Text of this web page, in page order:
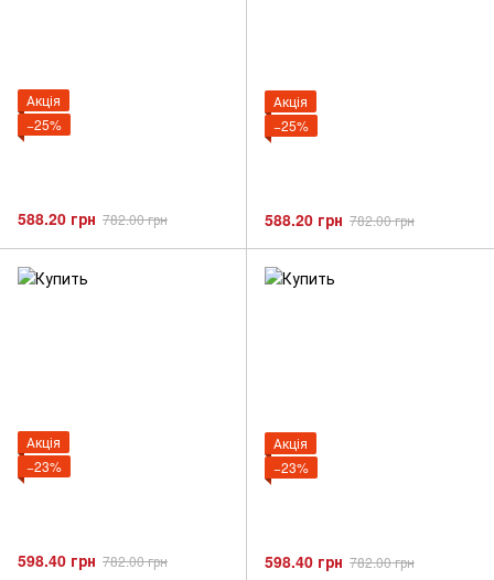
Акція
−25%
588.20 грн 782.00 грн
Акція
−25%
588.20 грн 782.00 грн
Акція
−23%
598.40 грн 782.00 грн
Акція
−23%
598.40 грн 782.00 грн